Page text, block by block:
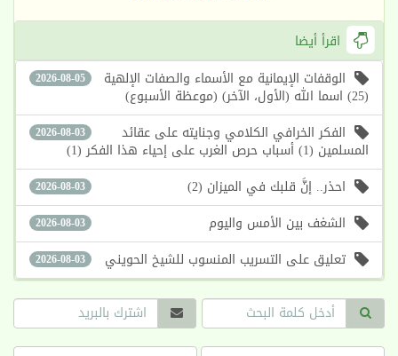
اقرأ أيضا
2026-08-05 الوقفات الإيمانية مع الأسماء والصفات الإلهية
(25) اسما الله (الأول، الآخر) (موعظة الأسبوع)
2026-08-03 الفكر الخرافي الكلامي وجنايته على عقائد
المسلمين (1) أسباب حرص الغرب على إحياء هذا الفكر (1)
2026-08-03 احذر.. إنَّ قلبك في الميزان (2)
2026-08-03 الشغف بين الأمس واليوم
2026-08-03 تعليق على التسريب المنسوب للشيخ الحويني